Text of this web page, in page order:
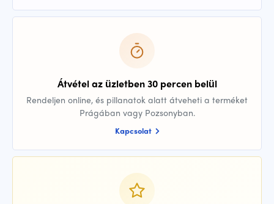
Átvétel az üzletben 30 percen belül
Rendeljen online, és pillanatok alatt átveheti a terméket
Prágában vagy Pozsonyban.
Kapcsolat